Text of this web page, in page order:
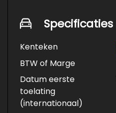
Specificaties
Kenteken
BTW of Marge
Datum eerste
toelating
(internationaal)